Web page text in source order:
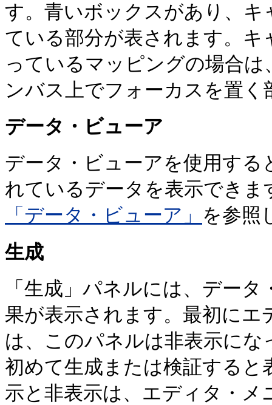
す。青いボックスがあり、
ている部分が表されます。
っているマッピングの場合
ンバス上でフォーカスを置
データ・ビューア
データ・ビューアを使用す
れているデータを表示でき
「データ・ビューア」 を参照
生成
「生成」パネルには、デー
果が表示されます。最初に
は、このパネルは非表示に
初めて生成または検証すると
示と非表示は、エディタ・メ